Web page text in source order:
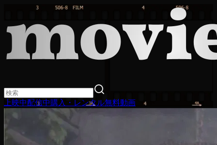
上映中配信中購入・レンタル無料動画